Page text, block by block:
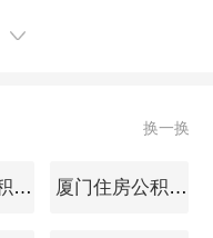
换一换
如皋住房公积金查询 厦门住房公积金查询